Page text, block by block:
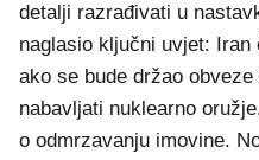
detalji razrađivati u
naglasio ključni uvjet:
ako se bude držao
nabavljati nuklearno
o odmrzavanju imovine.